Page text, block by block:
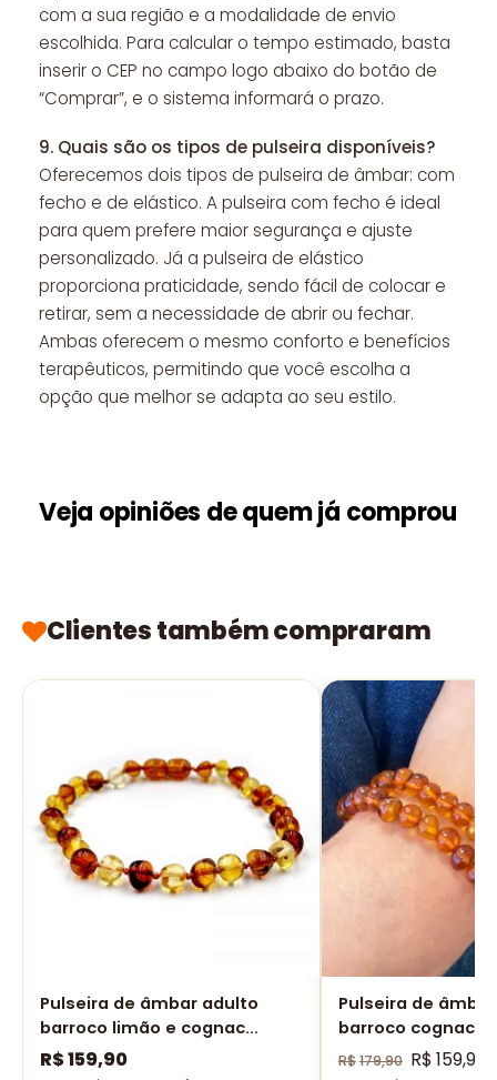
com a sua região e a modalidade de envio
escolhida. Para calcular o tempo estimado, basta
inserir o CEP no campo logo abaixo do botão de
“Comprar”, e o sistema informará o prazo.
9. Quais são os tipos de pulseira disponíveis?
Oferecemos dois tipos de pulseira de âmbar: com
fecho e de elástico. A pulseira com fecho é ideal
para quem prefere maior segurança e ajuste
personalizado. Já a pulseira de elástico
proporciona praticidade, sendo fácil de colocar e
retirar, sem a necessidade de abrir ou fechar.
Ambas oferecem o mesmo conforto e benefícios
terapêuticos, permitindo que você escolha a
opção que melhor se adapta ao seu estilo.
Veja opiniões de quem já comprou
Clientes também compraram
Pulseira de âmbar adulto
barroco limão e cognac
polido - 19 cm
R$159,90
Pulseira de
barroco cognac
fecho - 19 cm
R$179,90 R$ 159,90